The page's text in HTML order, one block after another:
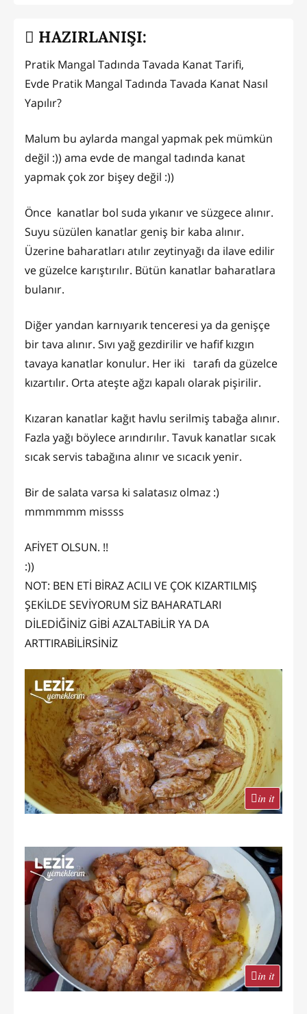
HAZIRLANIŞI:
Pratik Mangal Tadında Tavada Kanat Tarifi,
Evde Pratik Mangal Tadında Tavada Kanat Nasıl
Yapılır?
Malum bu aylarda mangal yapmak pek mümkün
değil :)) ama evde de mangal tadında kanat
yapmak çok zor bişey değil :))
Önce kanatlar bol suda yıkanır ve süzgece alınır.
Suyu süzülen kanatlar geniş bir kaba alınır.
Üzerine baharatları atılır zeytinyağı da ilave edilir
ve güzelce karıştırılır. Bütün kanatlar baharatlara
bulanır.
Diğer yandan karnıyarık tenceresi ya da genişçe
bir tava alınır. Sıvı yağ gezdirilir ve hafif kızgın
tavaya kanatlar konulur. Her iki tarafı da güzelce
kızartılır. Orta ateşte ağzı kapalı olarak pişirilir.
Kızaran kanatlar kağıt havlu serilmiş tabağa alınır.
Fazla yağı böylece arındırılır. Tavuk kanatlar sıcak
sıcak servis tabağına alınır ve sıcacık yenir.
Bir de salata varsa ki salatasız olmaz :)
mmmmmm missss
AFİYET OLSUN. !!
:))
NOT: BEN ETİ BİRAZ ACILI VE ÇOK KIZARTILMIŞ
ŞEKİLDE SEVİYORUM SİZ BAHARATLARI
DİLEDİĞİNİZ GİBİ AZALTABİLİR YA DA
ARTTIRABİLİRSİNİZ
in it
in it